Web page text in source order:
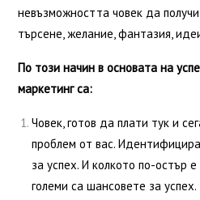
невъзможността човек да
търсене, желание, фантазия,
По този начин в основата на
маркетинг са:
Човек, готов да плати тук и
проблем от вас.
за успех. И колкото по-остър
големи са шансовете за успех.